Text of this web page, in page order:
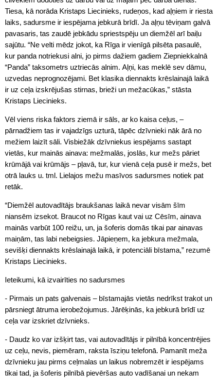
Tiesa, kā norāda Kristaps Liecinieks, rudeņos, kad aļņiem ir riesta
laiks, sadursme ir iespējama jebkurā brīdī. Ja aļņu tēviņam galvā
pavasaris, tas zaudē jebkādu spriestspēju un diemžēl arī baiļu
sajūtu. “Ne velti mēdz jokot, ka Rīga ir vienīgā pilsēta pasaulē,
kur panda notriekusi alni, jo pirms dažiem gadiem Ziepniekkalnā
“Panda” taksometrs uztriecās alnim. Aļņi, kas meklē sev dāmu,
uzvedas neprognozējami. Bet klasika diennakts krēslainajā laikā
ir uz ceļa izskrējušas stirnas, brieži un mežacūkas,” stāsta
Kristaps Liecinieks.
Vēl viens riska faktors ziemā ir sāls, ar ko kaisa ceļus, –
pārnadžiem tas ir vajadzīgs uzturā, tāpēc dzīvnieki nāk ārā no
mežiem laizīt sāli. Visbiežāk dzīvniekus iespējams sastapt
vietās, kur mainās ainava: mežmalās, joslās, kur mežs pāriet
krūmājā vai krūmājs – pļavā, tur, kur vienā ceļa pusē ir mežs, bet
otrā lauks u. tml. Lielajos mežu masīvos sadursmes notiek pat
retāk.
“Diemžēl autovadītājs braukšanas laikā nevar visām šīm
niansēm izsekot. Braucot no Rīgas kaut vai uz Cēsīm, ainava
mainās varbūt 100 reižu, un, ja šoferis domās tikai par ainavas
maiņām, tas labi nebeigsies. Jāpieņem, ka jebkura mežmala,
sevišķi diennakts krēslainajā laikā, ir potenciāli bīstama,” rezumē
Kristaps Liecinieks.
Ieteikumi, kā izvairīties no sadursmes
- Pirmais un pats galvenais – bīstamajās vietās nedrīkst trakot un
pārsniegt ātruma ierobežojumus. Jārēķinās, ka jebkurā brīdī uz
ceļa var izskriet dzīvnieks.
- Daudz ko var izšķirt tas, vai autovadītājs ir pilnībā koncentrējies
uz ceļu, nevis, piemēram, raksta īsziņu telefonā. Pamanīt meža
dzīvnieku jau pirms ceļmalas un laikus nobremzēt ir iespējams
tikai tad, ja šoferis pilnībā pievēršas auto vadīšanai un nekam